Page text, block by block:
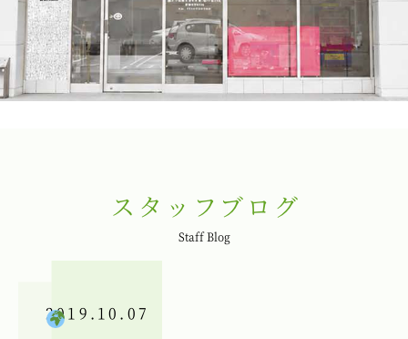
スタッフブログ
Staff Blog
2019.10.07